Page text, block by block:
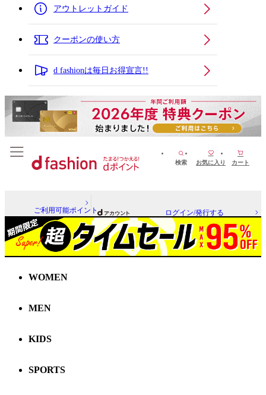
アウトレットガイド
クーポンの使い方
d fashionは毎日お得宣言!!
検索 お気に入り カート
ご利用可能ポイント ログイン/発行する
WOMEN
MEN
KIDS
SPORTS